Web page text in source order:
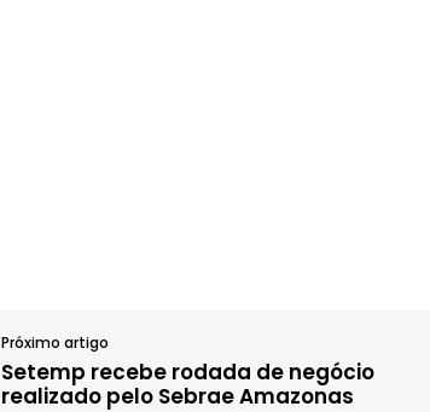
Próximo artigo
Setemp recebe rodada de negócio
realizado pelo Sebrae Amazonas